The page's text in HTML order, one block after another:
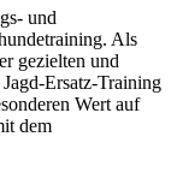
und
Als
gezielten und
Ersatz-Training
Wert auf
dem